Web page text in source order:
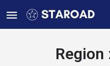
Region